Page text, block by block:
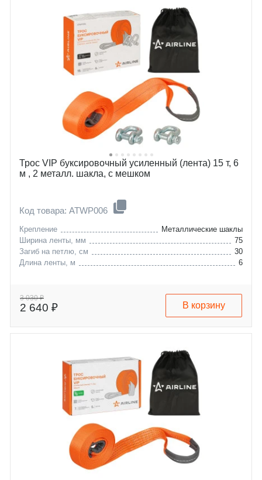
Трос VIP буксировочный усиленный (лента) 15 т, 6
м , 2 металл. шакла, с мешком
Код товара: ATWP006
Крепление
Металлические шаклы
Ширина ленты, мм
75
Загиб на петлю, см
30
Длина ленты, м
6
3 030 ₽
2 640 ₽ В корзину